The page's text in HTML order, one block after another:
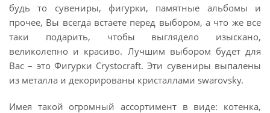
будь то сувениры, фигурки, памятные альбомы и
прочее, Вы всегда встаете перед выбором, а что же все
таки подарить, чтобы выглядело изыскано,
великолепно и красиво. Лучшим выбором будет для
Вас – это Фигурки Crystocraft. Эти сувениры выпалены
из металла и декорированы кристаллами swarovsky.
Имея такой огромный ассортимент в виде: котенка,